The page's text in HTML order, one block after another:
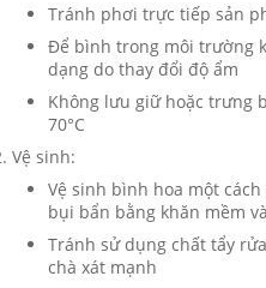
Tránh phơi trực tiếp sản
Để bình trong môi trường
dạng do thay đổi độ ẩm
Không lưu giữ hoặc trưng
70°C
Vệ sinh:
Vệ sinh bình hoa một
bụi bẩn bằng khăn mềm
Tránh sử dụng chất tẩy
chà xát mạnh